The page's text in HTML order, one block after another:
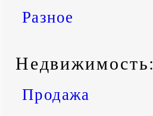
Разное
Недвижимость:
Продажа